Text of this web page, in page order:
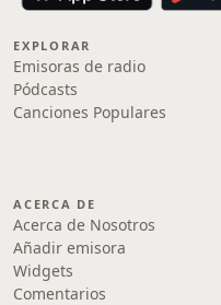
EXPLORAR
Emisoras de radio
Pódcasts
Canciones Populares
ACERCA DE
Acerca de Nosotros
Añadir emisora
Widgets
Comentarios